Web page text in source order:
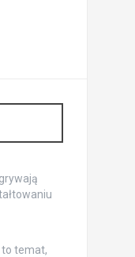
temat,